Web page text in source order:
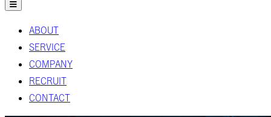
ABOUT
SERVICE
COMPANY
RECRUIT
CONTACT